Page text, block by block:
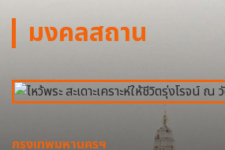
มงคลสถาน
กรุงเทพมหานครฯ